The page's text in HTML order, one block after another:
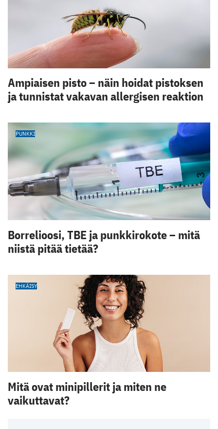
Ampiaisen pisto – näin hoidat pistoksen
ja tunnistat vakavan allergisen reaktion
PUNKKI
Borrelioosi, TBE ja punkkirokote – mitä
niistä pitää tietää?
EHKÄISY
Mitä ovat minipillerit ja miten ne
vaikuttavat?